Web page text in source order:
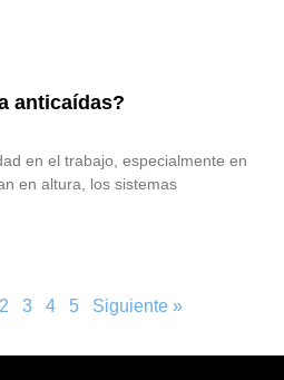
anticaídas?
en el trabajo, especialmente en
en altura, los sistemas
2 3 4 5 Siguiente »